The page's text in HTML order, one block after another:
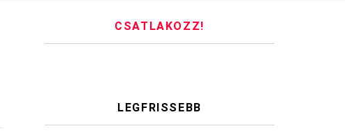
CSATLAKOZZ!
LEGFRISSEBB